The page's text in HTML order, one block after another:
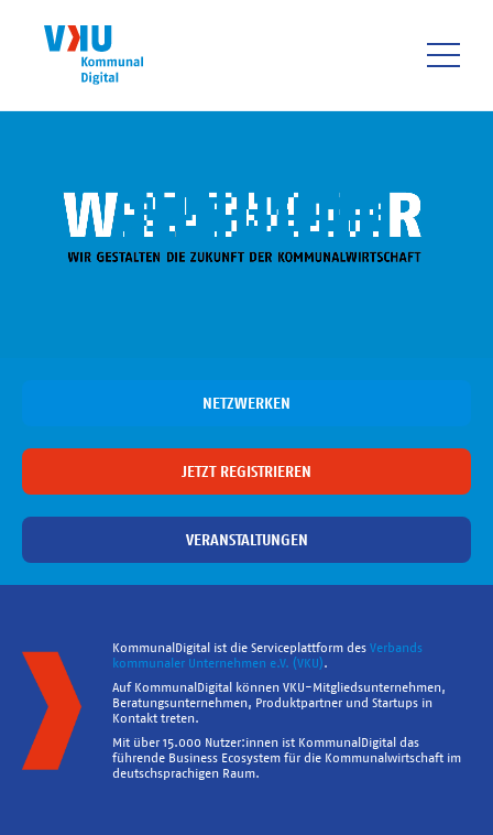
NETZWERKEN
JETZT REGISTRIEREN
VERANSTALTUNGEN
KommunalDigital ist die Serviceplattform des Verbands
kommunaler Unternehmen e.V. (VKU).
Auf KommunalDigital können VKU-Mitgliedsunternehmen,
Beratungsunternehmen, Produktpartner und Startups in
Kontakt treten.
Mit über 15.000 Nutzer:innen ist KommunalDigital das
führende Business Ecosystem für die Kommunalwirtschaft im
deutschsprachigen Raum.